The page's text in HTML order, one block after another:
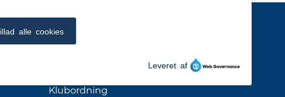
Klubordning